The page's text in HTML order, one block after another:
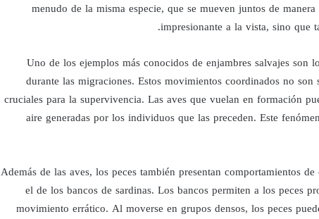
menudo de la misma especie, que se mueven juntos de
impresionante a la vista, sino que
Uno de los ejemplos más conocidos de enjambres salvajes son
durante las migraciones. Estos movimientos coordinados no
cruciales para la supervivencia. Las aves que vuelan en formación
aire generadas por los individuos que las preceden. Este
Además de las aves, los peces también presentan comportamientos
el de los bancos de sardinas. Los bancos permiten a los peces
movimiento errático. Al moverse en grupos densos, los peces